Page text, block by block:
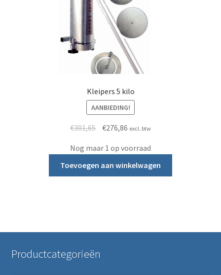
Kleipers 5 kilo
AANBIEDING!
€301,65 Oorspronkelijke prijs was: €301,65.
€276,86Huidige prijs is: €276,86.
excl. btw
Nog maar 1 op voorraad
Toevoegen aan winkelwagen
Productcategorieën